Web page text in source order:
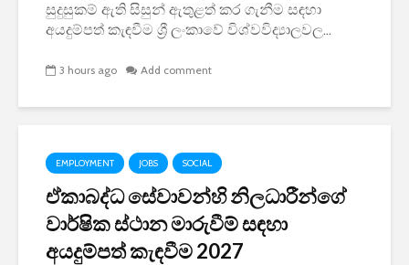
සුදුසුකම් ඇති සිසුන් ඇතුළත් කර ගැනීම සඳහා
අයදුම්පත් කැඳවීම ශ්‍රී ලංකාවේ විශ්වවිද්‍යාලවල...
3 hours ago Add comment
EMPLOYMENT JOBS SOCIAL
ඒකාබද්ධ සේවාවන්හි නිලධාරීන්ගේ
වාර්ෂික ස්ථාන මාරුවීම් සඳහා
අයදුම්පත් කැඳවීම 2027